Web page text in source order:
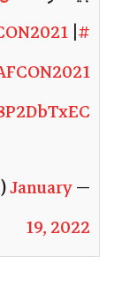
#TotalEnergiesAFCON2021
|
— beIN SPORTS (@beINSPORTS)
January
19, 2022